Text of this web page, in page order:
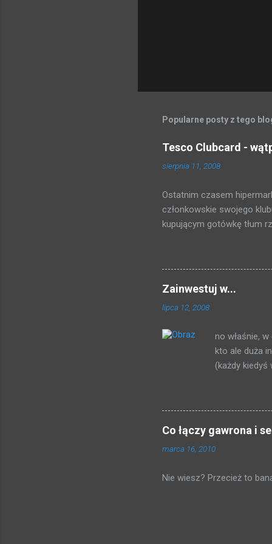
Popularne posty z tego
Tesco Clubcard -
sierpnia 11, 2008
Ostatnim czasem
członkowskie swojego
kupującym gotówkę tłum
punktów = 5 PLN Fajnie,
uzbieramy dość punktów
punktów * . Po magiczno -
dostajemy 5 złotych)
Tak, pół procent,
kartę przy kasie, dowie się
Zainwestuj w...
lipca 12, 2008
no właśnie,
kto ale duża
(każdy kiedyś
stronie, idąc
serwerze:
pobrałem
pewnej
w siebie
htaccess nie
Co łączy gawrona i
marca 16, 2010
Nie wiesz? Przecież to